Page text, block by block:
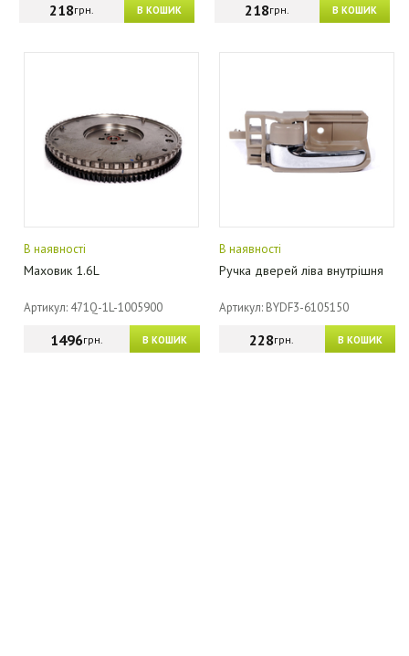
В КОШИК
218грн. В КОШИК
218грн.
В наявності
Маховик 1.6L
Артикул: 471Q-1L-1005900
В КОШИК
1496грн.
В наявності
Ручка дверей ліва внутрішня
Артикул: BYDF3-6105150
В КОШИК
228грн.